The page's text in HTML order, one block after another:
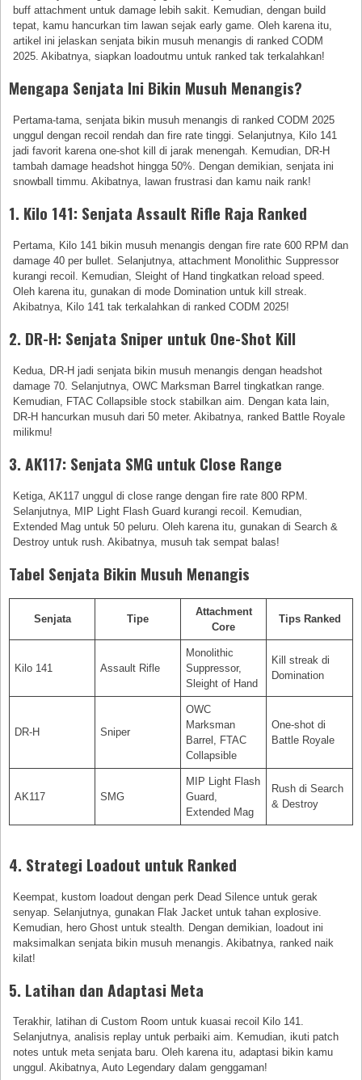
buff attachment untuk damage lebih sakit. Kemudian, dengan build
tepat, kamu hancurkan tim lawan sejak early game. Oleh karena itu,
artikel ini jelaskan senjata bikin musuh menangis di ranked CODM
2025. Akibatnya, siapkan loadoutmu untuk ranked tak terkalahkan!
Mengapa Senjata Ini Bikin Musuh Menangis?
Pertama-tama, senjata bikin musuh menangis di ranked CODM 2025
unggul dengan recoil rendah dan fire rate tinggi. Selanjutnya, Kilo 141
jadi favorit karena one-shot kill di jarak menengah. Kemudian, DR-H
tambah damage headshot hingga 50%. Dengan demikian, senjata ini
snowball timmu. Akibatnya, lawan frustrasi dan kamu naik rank!
1. Kilo 141: Senjata Assault Rifle Raja Ranked
Pertama, Kilo 141 bikin musuh menangis dengan fire rate 600 RPM dan
damage 40 per bullet. Selanjutnya, attachment Monolithic Suppressor
kurangi recoil. Kemudian, Sleight of Hand tingkatkan reload speed.
Oleh karena itu, gunakan di mode Domination untuk kill streak.
Akibatnya, Kilo 141 tak terkalahkan di ranked CODM 2025!
2. DR-H: Senjata Sniper untuk One-Shot Kill
Kedua, DR-H jadi senjata bikin musuh menangis dengan headshot
damage 70. Selanjutnya, OWC Marksman Barrel tingkatkan range.
Kemudian, FTAC Collapsible stock stabilkan aim. Dengan kata lain,
DR-H hancurkan musuh dari 50 meter. Akibatnya, ranked Battle Royale
milikmu!
3. AK117: Senjata SMG untuk Close Range
Ketiga, AK117 unggul di close range dengan fire rate 800 RPM.
Selanjutnya, MIP Light Flash Guard kurangi recoil. Kemudian,
Extended Mag untuk 50 peluru. Oleh karena itu, gunakan di Search &
Destroy untuk rush. Akibatnya, musuh tak sempat balas!
Tabel Senjata Bikin Musuh Menangis
Senjata Tipe
Attachment
Core
Tips Ranked
Kilo 141 Assault Rifle
Monolithic
Suppressor,
Sleight of Hand
Kill streak di
Domination
DR-H Sniper
OWC
Marksman
Barrel, FTAC
Collapsible
One-shot di
Battle Royale
AK117 SMG
MIP Light Flash
Guard,
Extended Mag
Rush di Search
& Destroy
4. Strategi Loadout untuk Ranked
Keempat, kustom loadout dengan perk Dead Silence untuk gerak
senyap. Selanjutnya, gunakan Flak Jacket untuk tahan explosive.
Kemudian, hero Ghost untuk stealth. Dengan demikian, loadout ini
maksimalkan senjata bikin musuh menangis. Akibatnya, ranked naik
kilat!
5. Latihan dan Adaptasi Meta
Terakhir, latihan di Custom Room untuk kuasai recoil Kilo 141.
Selanjutnya, analisis replay untuk perbaiki aim. Kemudian, ikuti patch
notes untuk meta senjata baru. Oleh karena itu, adaptasi bikin kamu
unggul. Akibatnya, Auto Legendary dalam genggaman!